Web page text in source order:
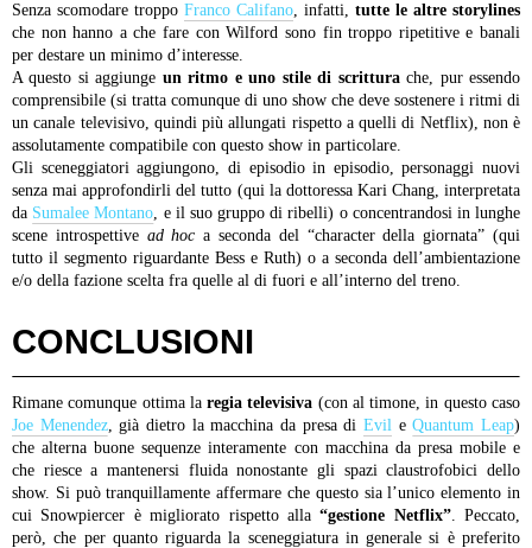
Senza scomodare troppo Franco Califano, infatti, tutte le altre storylines
che non hanno a che fare con Wilford sono fin troppo ripetitive e banali
per destare un minimo d’interesse.
A questo si aggiunge un ritmo e uno stile di scritturache, pur essendo
comprensibile (si tratta comunque di uno show che deve sostenere i ritmi di
un canale televisivo, quindi più allungati rispetto a quelli di Netflix), non è
assolutamente compatibile con questo show in particolare.
Gli sceneggiatori aggiungono, di episodio in episodio, personaggi nuovi
senza mai approfondirli del tutto (qui la dottoressa Kari Chang, interpretata
da Sumalee Montano, e il suo gruppo di ribelli) o concentrandosi in lunghe
scene introspettive ad hoc a seconda del “character della giornata” (qui
tutto il segmento riguardante Bess e Ruth) o a seconda dell’ambientazione
e/o della fazione scelta fra quelle al di fuori e all’interno del treno.
CONCLUSIONI
Rimane comunque ottima laregia televisiva (con al timone, in questo caso
Joe Menendez, già dietro la macchina da presa diEvil eQuantum Leap)
che alterna buone sequenze interamente con macchina da presa mobile e
che riesce a mantenersi fluida nonostante gli spazi claustrofobici dello
show. Si può tranquillamente affermare che questo sia l’unico elemento in
cui Snowpiercer è migliorato rispetto alla“gestione Netflix”. Peccato,
però, che per quanto riguarda la sceneggiatura in generale si è preferito